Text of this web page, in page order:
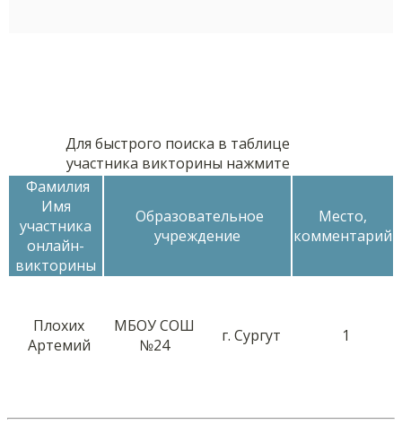
Для быстрого поиска в таблице
участника викторины нажмите
Фамилия
Имя
участника
онлайн-
викторины
Образовательное
учреждение
Место,
комментарий
Плохих
Артемий
МБОУ СОШ
№24
г. Сургут 1